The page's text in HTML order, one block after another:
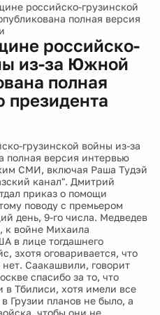
российско-грузинской
полная версия
российско-
из-за Южной
полная
президента
грузинской войны из-за
полная версия интервью
СМИ, включая Раша Тудэй
канал". Дмитрий
приказ о помощи
поводу с премьером
день, 9-го числа. Медведев
к войне Михаила
в лице тогдашнего
зхотя оговаривается, что
Саакашвили, говорит
спасибо за то, что
в Тбилиси, хотя имели все
Грузии планов не было, а